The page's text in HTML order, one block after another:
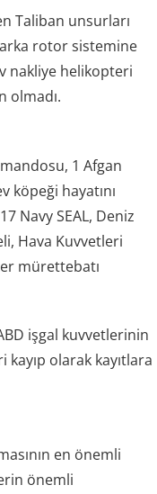
Taliban unsurları
rotor sistemine
nakliye helikopteri
olmadı.
1 Afgan
köpeği hayatını
Navy SEAL, Deniz
Hava Kuvvetleri
mürettebatı
işgal kuvvetlerinin
olarak kayıtlara
en önemli
önemli